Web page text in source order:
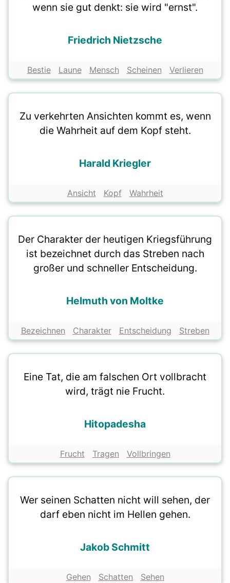
wenn sie gut denkt: sie wird "ernst".
Friedrich Nietzsche
Bestie Laune Mensch Scheinen Verlieren
Zu verkehrten Ansichten kommt es, wenn
die Wahrheit auf dem Kopf steht.
Harald Kriegler
Ansicht Kopf Wahrheit
Der Charakter der heutigen Kriegsführung
ist bezeichnet durch das Streben nach
großer und schneller Entscheidung.
Helmuth von Moltke
Bezeichnen Charakter Entscheidung Streben
Eine Tat, die am falschen Ort vollbracht
wird, trägt nie Frucht.
Hitopadesha
Frucht Tragen Vollbringen
Wer seinen Schatten nicht will sehen, der
darf eben nicht im Hellen gehen.
Jakob Schmitt
Gehen Schatten Sehen